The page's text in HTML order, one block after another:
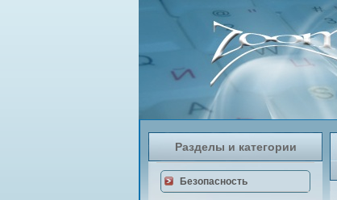
Разделы и категории
Безопасность